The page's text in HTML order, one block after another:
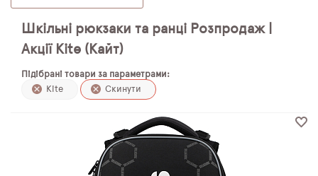
МІШКИ ДЛЯ ВЗУТТЯ
DELUNE
Шкільні рюкзаки та ранці Розпродаж |
Акції Kite (Кайт)
Підібрані товари за параметрами:
Kite
Скинути